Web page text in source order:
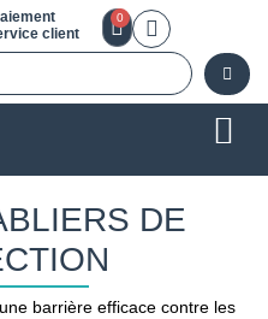
client
0
DE
barrière efficace contre les